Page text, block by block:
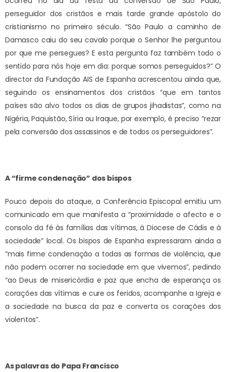
perseguidor dos cristãos e mais tarde grande apóstolo do
cristianismo no primeiro século. “São Paulo a caminho de
Damasco caiu do seu cavalo porque o Senhor lhe perguntou
por que me persegues? E esta pergunta faz também todo o
sentido para nós hoje em dia: porque somos perseguidos?” O
director da Fundação AIS de Espanha acrescentou ainda que,
seguindo os ensinamentos dos cristãos “que em tantos
países são alvo todos os dias de grupos jihadistas”, como na
Nigéria, Paquistão, Síria ou Iraque, por exemplo, é preciso “rezar
pela conversão dos assassinos e de todos os perseguidores”.
A “firme condenação” dos bispos
Pouco depois do ataque, a Conferência Episcopal emitiu um
comunicado em que manifesta a “proximidade o afecto e o
consolo da fé às famílias das vítimas, à Diocese de Cádis e à
sociedade” local. Os bispos de Espanha expressaram ainda a
“mais firme condenação a todas as formas de violência, que
não podem ocorrer na sociedade em que vivemos”, pedindo
“ao Deus de misericórdia e paz que encha de esperança os
corações das vítimas e cure os feridos, acompanhe a Igreja e
a sociedade na busca da paz e converta os corações dos
violentos”.
As palavras do Papa Francisco